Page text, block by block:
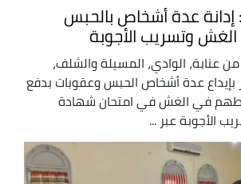
2025: إدانة عدة أشخاص بالحبس
وتسريب الأجوبة
الوادي، المسيلة والشلف،
بإيداع عدة أشخاص الحبس وعقوبات بدفع
في الغش في امتحان شهادة
الأجوبة عبر ...